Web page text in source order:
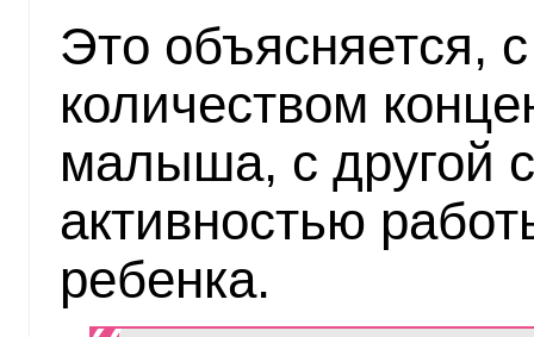
Это объясняется,
количеством
малыша, с другой
активностью
ребенка.